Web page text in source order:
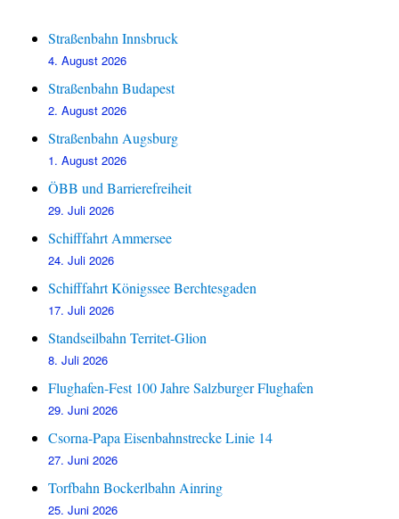
Straßenbahn Innsbruck
4. August 2026
Straßenbahn Budapest
2. August 2026
Straßenbahn Augsburg
1. August 2026
ÖBB und Barrierefreiheit
29. Juli 2026
Schifffahrt Ammersee
24. Juli 2026
Schifffahrt Königssee Berchtesgaden
17. Juli 2026
Standseilbahn Territet-Glion
8. Juli 2026
Flughafen-Fest 100 Jahre Salzburger Flughafen
29. Juni 2026
Csorna-Papa Eisenbahnstrecke Linie 14
27. Juni 2026
Torfbahn Bockerlbahn Ainring
25. Juni 2026